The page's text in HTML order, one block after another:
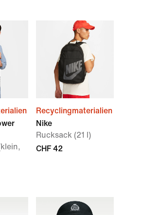
Recyclingmaterialien
Nike
Rucksack (21 l)
CHF 42